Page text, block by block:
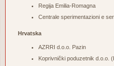
Regija Emilia-Romagna
Centrale sperimentazioni e
Hrvatska
AZRRI d.o.o. Pazin
Koprivnički poduzetnik d.o.o.